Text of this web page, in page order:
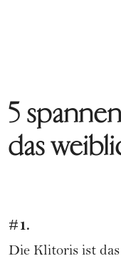
5
das
#1.
Die Klitoris ist